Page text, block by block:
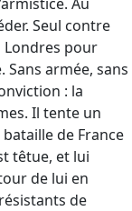
Seul contre
Londres pour
armée, sans
: la
Il tente un
de France
têtue, et lui
de lui en
de